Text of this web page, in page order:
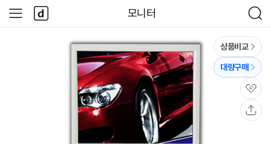
모니터
검
색
사
이
다
나
와
상품비교
대량구매
관
심